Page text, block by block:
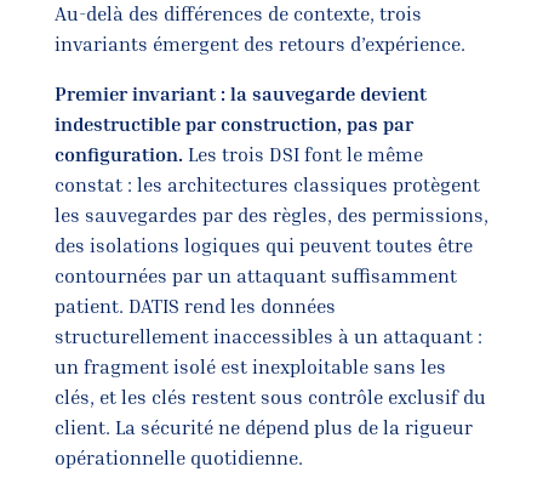
Au-delà des différences de contexte, trois
invariants émergent des retours d’expérience.
Premier invariant : la sauvegarde devient
indestructible par construction, pas par
configuration. Les trois DSI font le même
constat : les architectures classiques protègent
les sauvegardes par des règles, des permissions,
des isolations logiques qui peuvent toutes être
contournées par un attaquant suffisamment
patient. DATIS rend les données
structurellement inaccessibles à un attaquant :
un fragment isolé est inexploitable sans les
clés, et les clés restent sous contrôle exclusif du
client. La sécurité ne dépend plus de la rigueur
opérationnelle quotidienne.